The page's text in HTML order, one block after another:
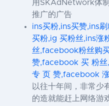
用SKAdNetwork体
推广的广告
ins买粉,ins买赞,ins
买粉,ig 买粉丝,ins涨
丝,facebook粉丝购
赞,facebook 买 粉
专 页 赞,facebook
以往十年间，非常少
的造就能赶上网络游